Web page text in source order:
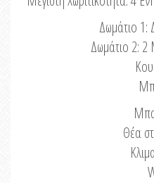
Δωμάτιο 1:
Δωμάτιο 2:
Θέα